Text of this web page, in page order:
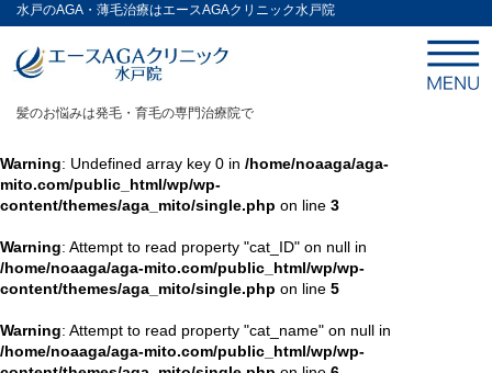
水戸のAGA・薄毛治療はエースAGAクリニック水戸院
髪のお悩みは発毛・育毛の専門治療院で
Warning: Undefined array key 0 in /home/noaaga/aga-
mito.com/public_html/wp/wp-
content/themes/aga_mito/single.php on line 3
Warning: Attempt to read property "cat_ID" on null in
/home/noaaga/aga-mito.com/public_html/wp/wp-
content/themes/aga_mito/single.php on line 5
Warning: Attempt to read property "cat_name" on null in
/home/noaaga/aga-mito.com/public_html/wp/wp-